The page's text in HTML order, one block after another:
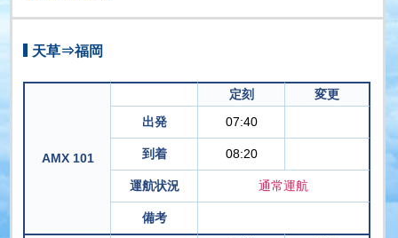
天草⇒福岡
AMX 101
定刻
変更
出発
07:40
到着 08:20
運航状況 通常運航
備考